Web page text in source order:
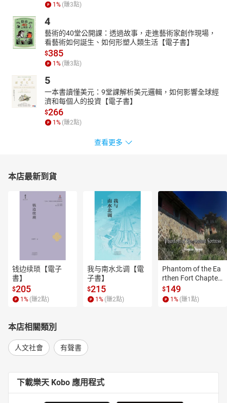
1% (賺3點)
4
藝術的40堂公開課：透過故事，走進藝術家創作現場，
看藝術如何誕生、如何形塑人類生活【電子書】
$385
1% (賺3點)
5
一本書讀懂美元：9堂課解析美元邏輯，如何影響全球經
濟和每個人的投資【電子書】
$266
1% (賺2點)
查看更多
本店最新到貨
钱边续琐【電子
書】
$205
1 % (賺2點)
我与南水北调【電
子書】
$215
1 % (賺2點)
Phantom of the Ea
rthen Fort Chapter
4【有聲書】
$149
1 % (賺1 點)
本店相關類別
人文社會 有聲書
下載樂天 Kobo 應用程式